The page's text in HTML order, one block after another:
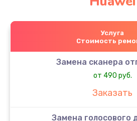
Услуга
Стоимость
Замена сканера
от 490 руб.
Заказать
Замена голосового